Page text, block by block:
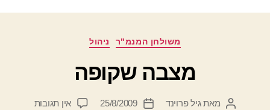
קטגוריותמשולחן המנמ"ר ניהול
מצבה שקופה
המחבר
מאתגיל פרוינד
תאריך25/8/2009 אין תגובותעל